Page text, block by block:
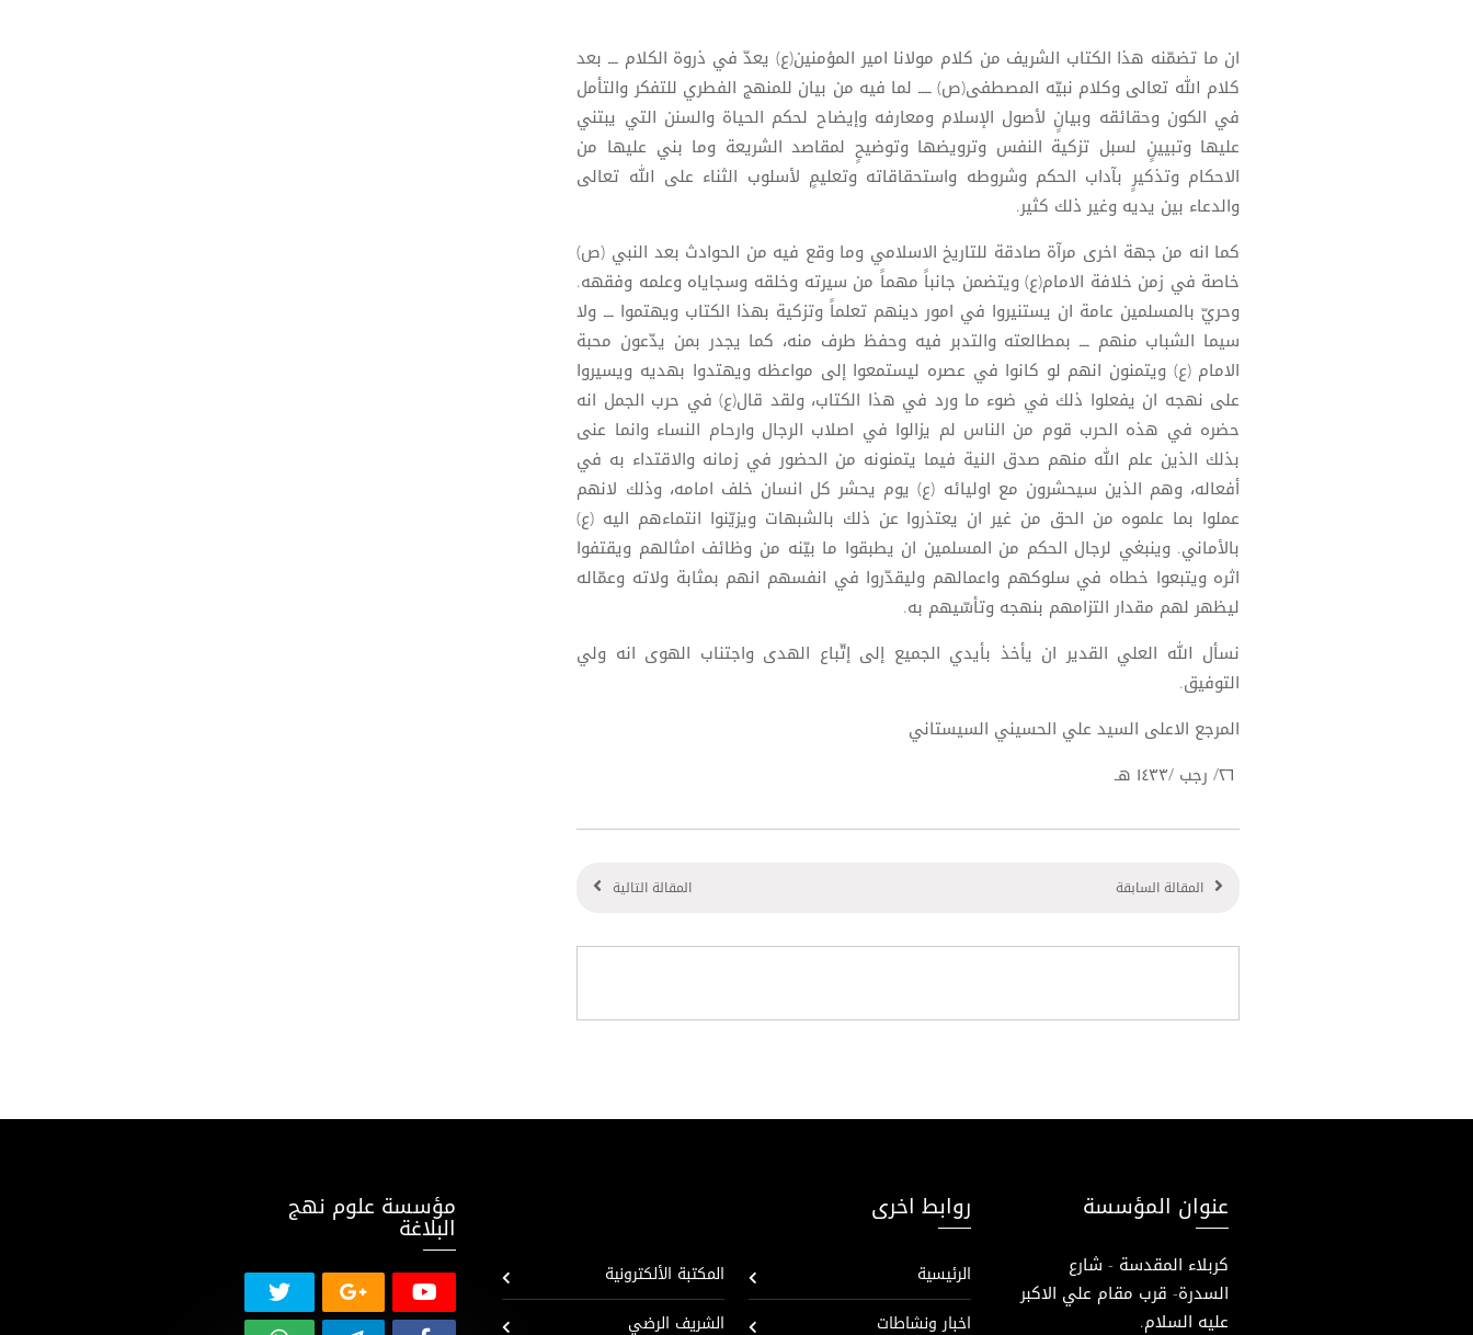
ان ما تضمّنه هذا الكتاب الشريف من كلام مولانا امير المؤمنين(ع) يعدّ في ذروة الكلام ـــ بعد
كلام الله تعالى وكلام نبيّه المصطفى(ص) ــــ لما فيه من بيان للمنهج الفطري للتفكر والتأمل
في الكون وحقائقه وبيانٍ لأصول الإسلام ومعارفه وإيضاح لحكم الحياة والسنن التي يبتني
عليها وتبيينٍ لسبل تزكية النفس وترويضها وتوضيحٍ لمقاصد الشريعة وما بني عليها من
الاحكام وتذكيرٍ بآداب الحكم وشروطه واستحقاقاته وتعليمٍ لأسلوب الثناء على الله تعالى
والدعاء بين يديه وغير ذلك كثير.
كما انه من جهة اخرى مرآة صادقة للتاريخ الاسلامي وما وقع فيه من الحوادث بعد النبي (ص)
خاصة في زمن خلافة الامام(ع) ويتضمن جانباً مهماً من سيرته وخلقه وسجاياه وعلمه وفقهه.
وحريّ بالمسلمين عامة ان يستنيروا في امور دينهم تعلماً وتزكية بهذا الكتاب ويهتموا ـــ ولا
سيما الشباب منهم ـــ بمطالعته والتدبر فيه وحفظ طرف منه، كما يجدر بمن يدّعون محبة
الامام (ع) ويتمنون انهم لو كانوا في عصره ليستمعوا إلى مواعظه ويهتدوا بهديه ويسيروا
على نهجه ان يفعلوا ذلك في ضوء ما ورد في هذا الكتاب، ولقد قال(ع) في حرب الجمل انه
حضره في هذه الحرب قوم من الناس لم يزالوا في اصلاب الرجال وارحام النساء وانما عنى
بذلك الذين علم الله منهم صدق النية فيما يتمنونه من الحضور في زمانه والاقتداء به في
أفعاله، وهم الذين سيحشرون مع اوليائه (ع) يوم يحشر كل انسان خلف امامه، وذلك لانهم
عملوا بما علموه من الحق من غير ان يعتذروا عن ذلك بالشبهات ويزيّنوا انتماءهم اليه (ع)
بالأماني. وينبغي لرجال الحكم من المسلمين ان يطبقوا ما بيّنه من وظائف امثالهم ويقتفوا
اثره ويتبعوا خطاه في سلوكهم واعمالهم وليقدّروا في انفسهم انهم بمثابة ولاته وعمّاله
ليظهر لهم مقدار التزامهم بنهجه وتأسّيهم به.
نسأل الله العلي القدير ان يأخذ بأيدي الجميع إلى إتّباع الهدى واجتناب الهوى انه ولي
التوفيق.
المرجع الاعلى السيد علي الحسيني السيستاني
المقالة السابقة المقالة التالية
عنوان المؤسسة
كربلاء المقدسة - شارع
السدرة- قرب مقام علي الاكبر
عليه السلام.
روابط اخرى
الرئيسية
اخبار ونشاطات
المكتبة الألكترونية
الشريف الرضي
مؤسسة علوم نهج
البلاغة